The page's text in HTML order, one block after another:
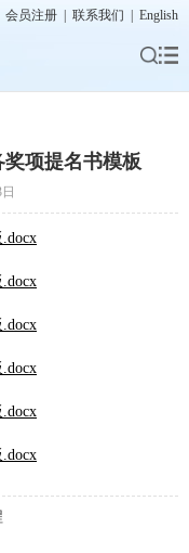
会员注册 联系我们 English
项提名书模板
日